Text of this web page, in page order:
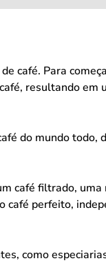
café. Para
resultando em
do mundo todo,
café filtrado,
café perfeito,
como